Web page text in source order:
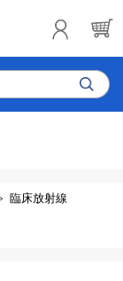
臨床放射線